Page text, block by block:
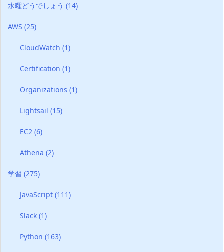
水曜どうでしょう (14)
AWS (25)
CloudWatch(1)
Certification(1)
Organizations(1)
Lightsail(15)
EC2(6)
Athena(2)
学習 (275)
JavaScript(111)
Slack(1)
Python(163)